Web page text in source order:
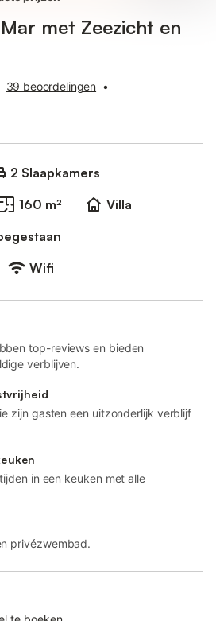
met Zeezicht en
39 beoordelingen •
2 Slaapkamers
160 m²
Villa
Wifi
top-reviews en bieden
verblijven.
zijn gasten een uitzonderlijk verblijf
in een keuken met alle
privézwembad.